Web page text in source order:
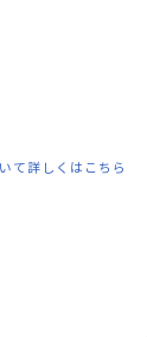
て詳しくはこちら